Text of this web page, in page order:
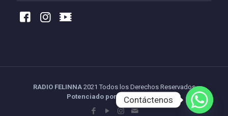
RADIO FELINNA 2021 Todos los Derechos Reservados
Potenciado por Tu Streaming
Contáctenos